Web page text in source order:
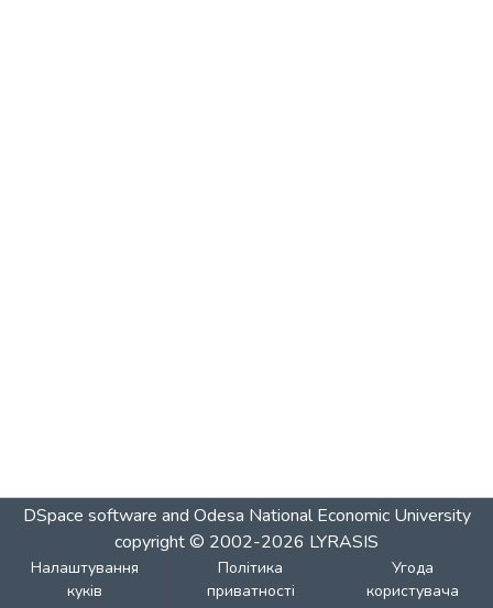
DSpace software and Odesa National Economic University
copyright © 2002-2026 LYRASIS
Налаштування
куків
Політика
приватності
Угода
користувача